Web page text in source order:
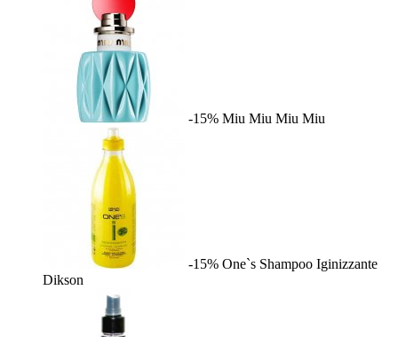
-15% Miu Miu Miu Miu
-15% One`s Shampoo Iginizzante
Dikson